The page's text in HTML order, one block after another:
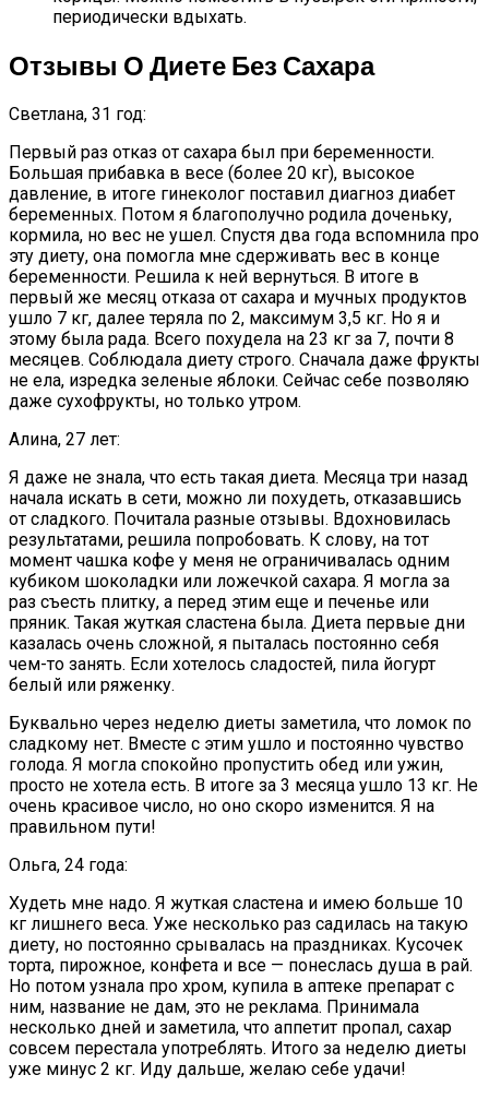
периодически вдыхать.
Отзывы О Диете Без Сахара
Светлана, 31 год:
Первый раз отказ от сахара был при беременности.
Большая прибавка в весе (более 20 кг), высокое
давление, в итоге гинеколог поставил диагноз диабет
беременных. Потом я благополучно родила доченьку,
кормила, но вес не ушел. Спустя два года вспомнила про
эту диету, она помогла мне сдерживать вес в конце
беременности. Решила к ней вернуться. В итоге в
первый же месяц отказа от сахара и мучных продуктов
ушло 7 кг, далее теряла по 2, максимум 3,5 кг. Но я и
этому была рада. Всего похудела на 23 кг за 7, почти 8
месяцев. Соблюдала диету строго. Сначала даже фрукты
не ела, изредка зеленые яблоки. Сейчас себе позволяю
даже сухофрукты, но только утром.
Алина, 27 лет:
Я даже не знала, что есть такая диета. Месяца три назад
начала искать в сети, можно ли похудеть, отказавшись
от сладкого. Почитала разные отзывы. Вдохновилась
результатами, решила попробовать. К слову, на тот
момент чашка кофе у меня не ограничивалась одним
кубиком шоколадки или ложечкой сахара. Я могла за
раз съесть плитку, а перед этим еще и печенье или
пряник. Такая жуткая сластена была. Диета первые дни
казалась очень сложной, я пыталась постоянно себя
чем-то занять. Если хотелось сладостей, пила йогурт
белый или ряженку.
Буквально через неделю диеты заметила, что ломок по
сладкому нет. Вместе с этим ушло и постоянно чувство
голода. Я могла спокойно пропустить обед или ужин,
просто не хотела есть. В итоге за 3 месяца ушло 13 кг. Не
очень красивое число, но оно скоро изменится. Я на
правильном пути!
Ольга, 24 года:
Худеть мне надо. Я жуткая сластена и имею больше 10
кг лишнего веса. Уже несколько раз садилась на такую
диету, но постоянно срывалась на праздниках. Кусочек
торта, пирожное, конфета и все — понеслась душа в рай.
Но потом узнала про хром, купила в аптеке препарат с
ним, название не дам, это не реклама. Принимала
несколько дней и заметила, что аппетит пропал, сахар
совсем перестала употреблять. Итого за неделю диеты
уже минус 2 кг. Иду дальше, желаю себе удачи!